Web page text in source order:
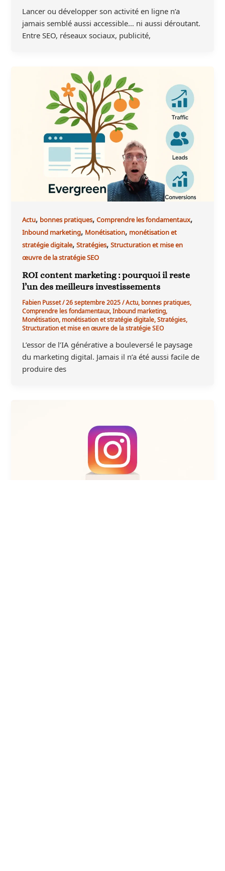
Lancer ou développer son activité en ligne n’a
jamais semblé aussi accessible… ni aussi déroutant.
Entre SEO, réseaux sociaux, publicité,
Actu, bonnes pratiques,Comprendre les fondamentaux,
Inbound marketing, Monétisation, monétisation et
stratégie digitale,Stratégies,Structuration et mise en
œuvre de la stratégie SEO
ROI content marketing : pourquoi il reste
l’un des meilleurs investissements
Fabien Pusset/26 septembre 2025/Actu,bonnes pratiques,
Comprendre les fondamentaux,Inbound marketing,
Monétisation,monétisation et stratégie digitale,Stratégies,
Structuration et mise en œuvre de la stratégie SEO
L’essor de l’IA générative a bouleversé le paysage
du marketing digital. Jamais il n’a été aussi facile de
produire des